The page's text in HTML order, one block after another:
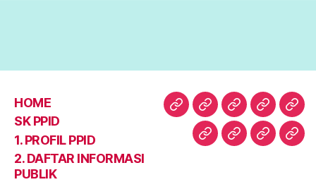
HOME
SK PPID
1. PROFIL PPID
2. DAFTAR INFORMASI
PUBLIK
HOME
SK
PPID
1.
PROFIL
PPID
2.
DAFTAR
3.
4.
5.
6.